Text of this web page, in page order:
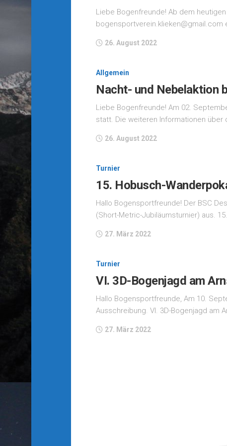
Liebe Bogenfreunde! Ab dem
bogensportverein.klieken@gmail.com
26. August 2022
Allgemein
Nacht- und Nebelaktion
Liebe Bogenfreunde! Am 02.
statt. Die weiteren Informationen über
26. August 2022
Turnier
15. Hobusch-
Hallo Bogensportfreunde! Der BSC
(Short-Metric-Jubiläumsturnier) aus.
27. März 2022
Turnier
VI. 3D-Bogenjagd am
Hallo Bogensportfreunde, Am 10.
Ausschreibung. VI. 3D-Bogenjagd am
27. März 2022